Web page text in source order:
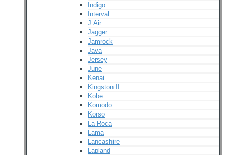
Indigo
Interval
J.Air
Jagger
Jamrock
Java
Jersey
June
Kenai
Kingston II
Kobe
Komodo
Korso
La Roca
Lama
Lancashire
Lapland